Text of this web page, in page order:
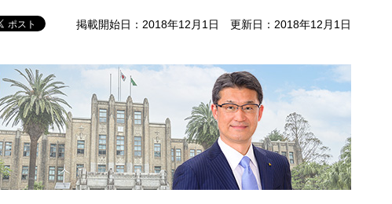
掲載開始日：2018年12月1日 更新日：2018年12月1日